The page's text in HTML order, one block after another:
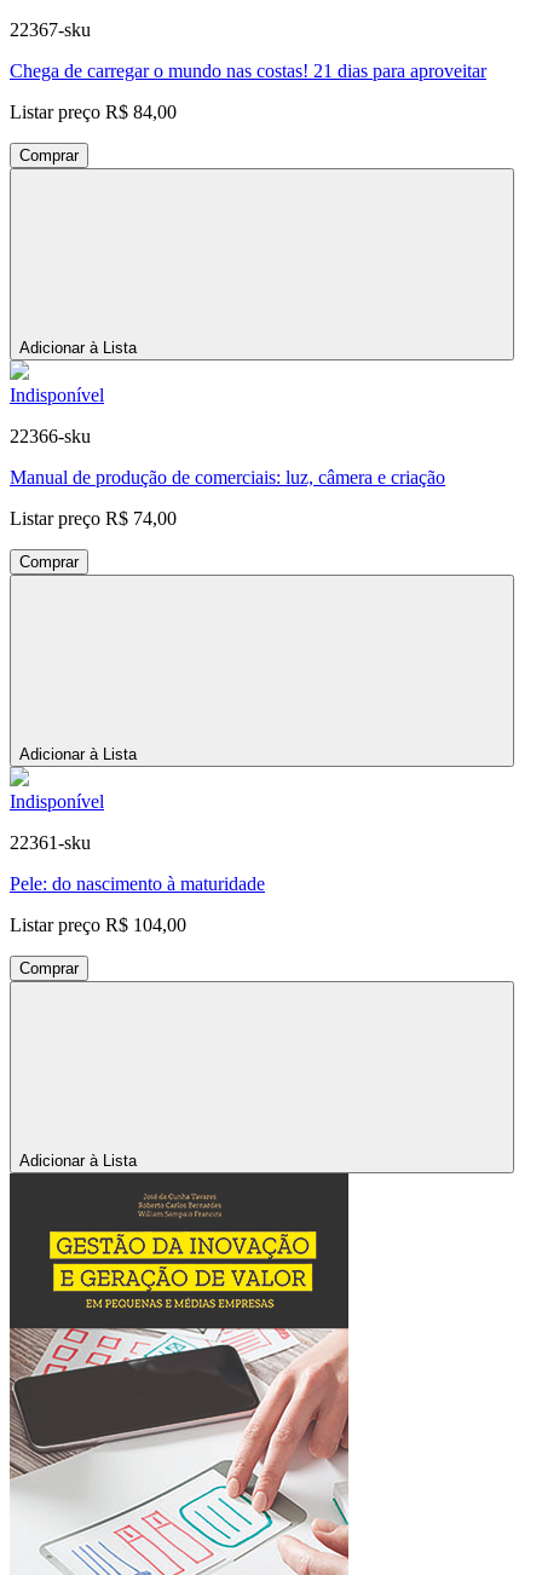
22367-sku
Chega de carregar o mundo nas costas! 21 dias para aproveitar
Listar preço R$ 84,00
Comprar
Adicionar à Lista
Indisponível
22366-sku
Manual de produção de comerciais: luz, câmera e criação
Listar preço R$ 74,00
Comprar
Adicionar à Lista
Indisponível
22361-sku
Pele: do nascimento à maturidade
Listar preço R$ 104,00
Comprar
Adicionar à Lista